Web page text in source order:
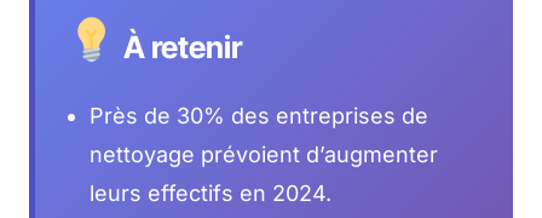
À retenir
Près de 30% des entreprises de
nettoyage prévoient d’augmenter
leurs effectifs en 2024.